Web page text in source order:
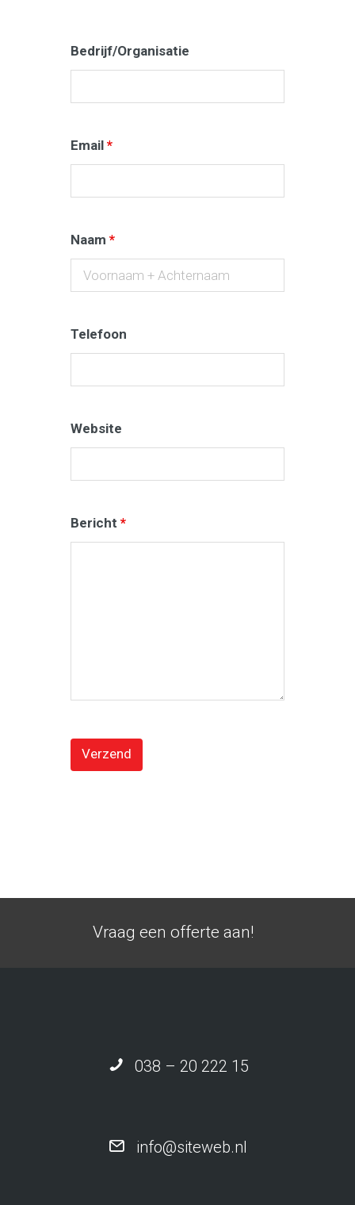
Bedrijf/Organisatie
Email *
Naam *
Telefoon
Website
Bericht *
Vraag een offerte aan!
038 – 20 222 15
info@siteweb.nl